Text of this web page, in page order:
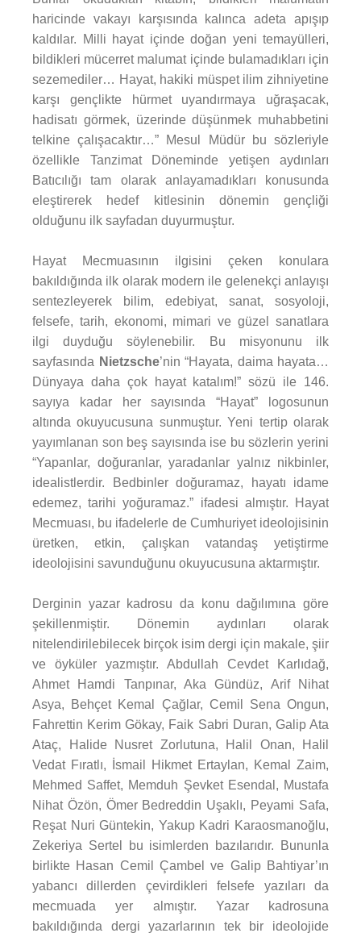
haricinde vakayı karşısında kalınca adeta apışıp
kaldılar. Milli hayat içinde doğan yeni temayülleri,
bildikleri mücerret malumat içinde bulamadıkları için
sezemediler… Hayat, hakiki müspet ilim zihniyetine
karşı gençlikte hürmet uyandırmaya uğraşacak,
hadisatı görmek, üzerinde düşünmek muhabbetini
telkine çalışacaktır…” Mesul Müdür bu sözleriyle
özellikle Tanzimat Döneminde yetişen aydınları
Batıcılığı tam olarak anlayamadıkları konusunda
eleştirerek hedef kitlesinin dönemin gençliği
olduğunu ilk sayfadan duyurmuştur.
Hayat Mecmuasının ilgisini çeken konulara
bakıldığında ilk olarak modern ile gelenekçi anlayışı
sentezleyerek bilim, edebiyat, sanat, sosyoloji,
felsefe, tarih, ekonomi, mimari ve güzel sanatlara
ilgi duyduğu söylenebilir. Bu misyonunu ilk
sayfasında Nietzsche’nin “Hayata, daima hayata…
Dünyaya daha çok hayat katalım!” sözü ile 146.
sayıya kadar her sayısında “Hayat” logosunun
altında okuyucusuna sunmuştur. Yeni tertip olarak
yayımlanan son beş sayısında ise bu sözlerin yerini
“Yapanlar, doğuranlar, yaradanlar yalnız nikbinler,
idealistlerdir. Bedbinler doğuramaz, hayatı idame
edemez, tarihi yoğuramaz.” ifadesi almıştır. Hayat
Mecmuası, bu ifadelerle de Cumhuriyet ideolojisinin
üretken, etkin, çalışkan vatandaş yetiştirme
ideolojisini savunduğunu okuyucusuna aktarmıştır.
Derginin yazar kadrosu da konu dağılımına göre
şekillenmiştir. Dönemin aydınları olarak
nitelendirilebilecek birçok isim dergi için makale, şiir
ve öyküler yazmıştır. Abdullah Cevdet Karlıdağ,
Ahmet Hamdi Tanpınar, Aka Gündüz, Arif Nihat
Asya, Behçet Kemal Çağlar, Cemil Sena Ongun,
Fahrettin Kerim Gökay, Faik Sabri Duran, Galip Ata
Ataç, Halide Nusret Zorlutuna, Halil Onan, Halil
Vedat Fıratlı, İsmail Hikmet Ertaylan, Kemal Zaim,
Mehmed Saffet, Memduh Şevket Esendal, Mustafa
Nihat Özön, Ömer Bedreddin Uşaklı, Peyami Safa,
Reşat Nuri Güntekin, Yakup Kadri Karaosmanoğlu,
Zekeriya Sertel bu isimlerden bazılarıdır. Bununla
birlikte Hasan Cemil Çambel ve Galip Bahtiyar’ın
yabancı dillerden çevirdikleri felsefe yazıları da
mecmuada yer almıştır. Yazar kadrosuna
bakıldığında dergi yazarlarının tek bir ideolojide